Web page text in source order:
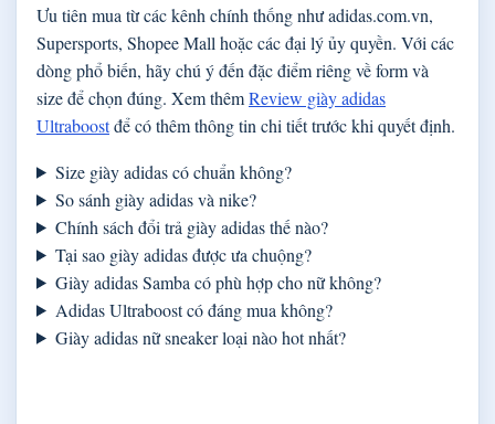
Ưu tiên mua từ các kênh chính thống như adidas.com.vn,
Supersports, Shopee Mall hoặc các đại lý ủy quyền. Với các
dòng phổ biến, hãy chú ý đến đặc điểm riêng về form và
size để chọn đúng. Xem thêmReview giày adidas
Ultraboostđể có thêm thông tin chi tiết trước khi quyết định.
Size giày adidas có chuẩn không?
So sánh giày adidas và nike?
Chính sách đổi trả giày adidas thế nào?
Tại sao giày adidas được ưa chuộng?
Giày adidas Samba có phù hợp cho nữ không?
Adidas Ultraboost có đáng mua không?
Giày adidas nữ sneaker loại nào hot nhất?